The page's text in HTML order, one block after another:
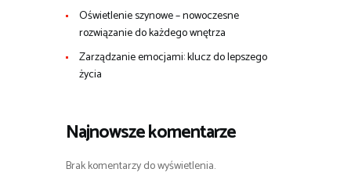
Oświetlenie szynowe – nowoczesne
rozwiązanie do każdego wnętrza
Zarządzanie emocjami: klucz do lepszego
życia
Najnowsze komentarze
Brak komentarzy do wyświetlenia.